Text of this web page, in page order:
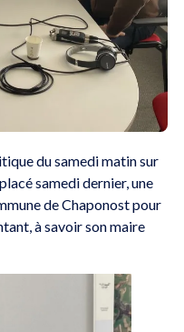
du samedi matin sur
samedi dernier, une
de Chaponost pour
à savoir son maire